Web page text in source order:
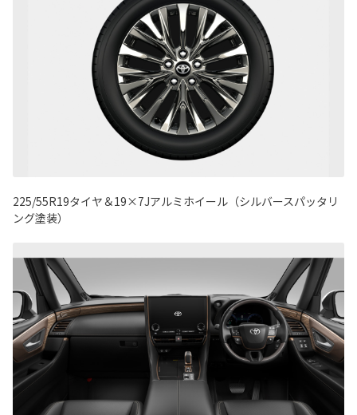
225/55R19タイヤ＆19×7Jアルミホイール（シルバースパッタリ
ング塗装）